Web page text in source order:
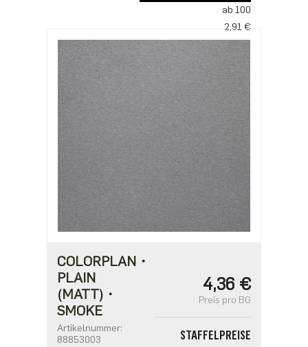
ab 100
2,91 €
ab 200
2,81 €
ab 500
2,42 €
ab 1000
1,94 €
COLORPLAN・
PLAIN
(MATT)・
SMOKE
Artikelnummer:
88853003
4,36 €
Preis pro BG
STAFFELPREISE